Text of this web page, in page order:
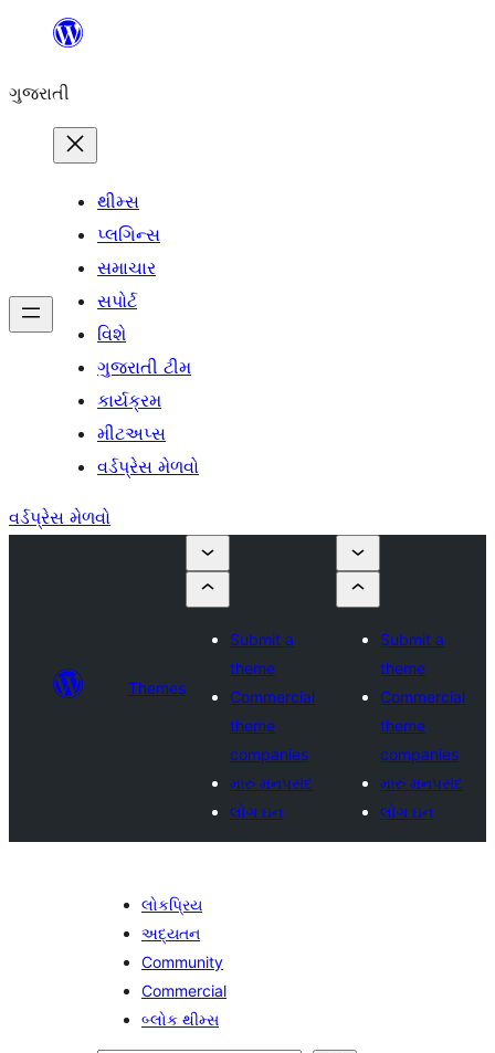
કંટેન્ટ(લખાણ)
જાઓ
ગુજરાતી
થીમ્સ
પ્લગિન્સ
સમાચાર
સપોર્ટ
વિશે
ગુજરાતી ટીમ
કાર્યક્રમ
મીટઅપ્સ
વર્ડપ્રેસ મેળવો
વર્ડપ્રેસ મેળવો
Themes
Submit a
theme
Commercial
theme
companies
મારું મનપસંદ
લોગ ઇન
Submit a
theme
Commercial
theme
companies
મારું મનપસંદ
લોગ ઇન
લોકપ્રિય
અદ્યતન
Community
Commercial
બ્લોક થીમ્સ